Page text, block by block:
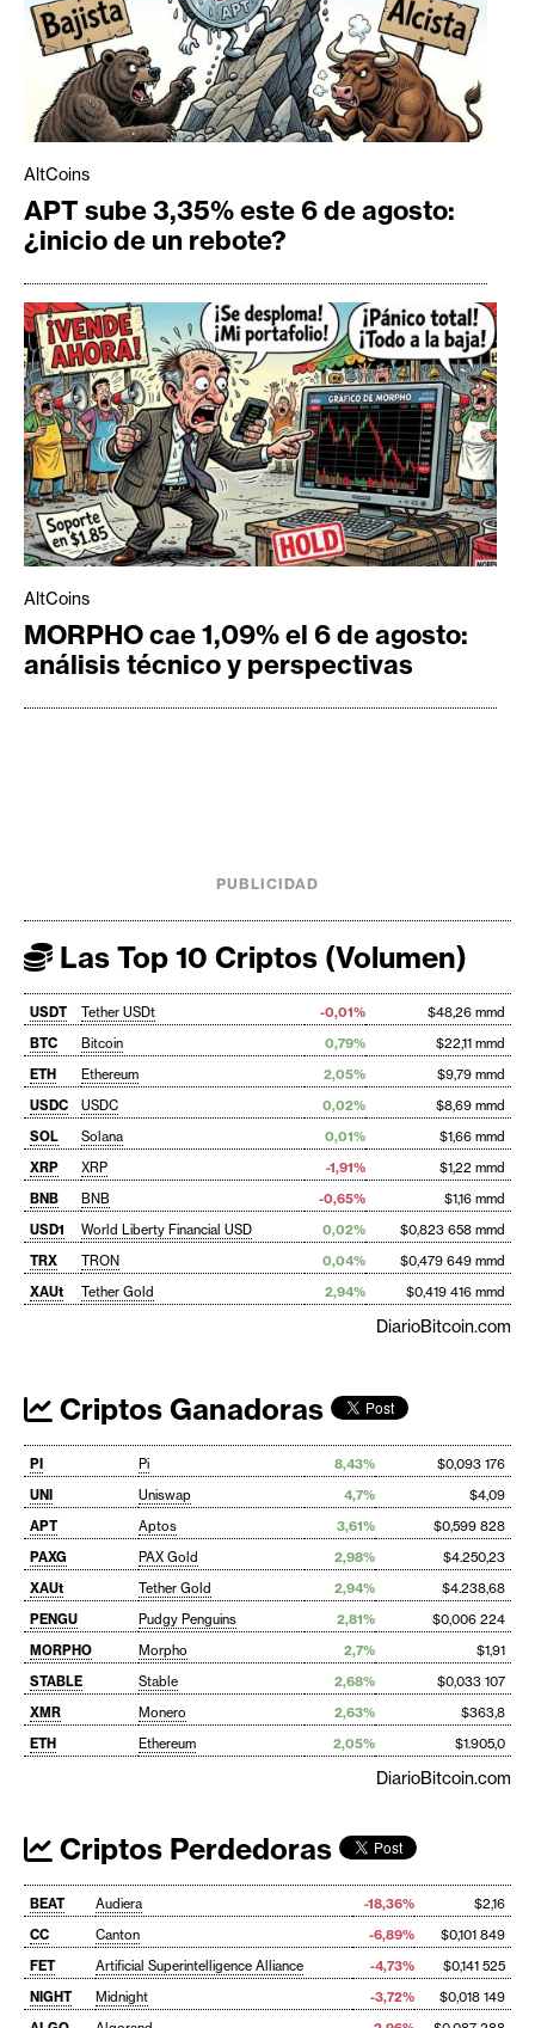
AltCoins
APT sube 3,35% este 6 de agosto:
¿inicio de un rebote?
AltCoins
MORPHO cae 1,09% el 6 de agosto:
análisis técnico y perspectivas
PUBLICIDAD
Las Top 10 Criptos (Volumen)
USDT Tether USDt -0,01%
$48,26 mmd
BTC
Bitcoin 0,79%
$22,11 mmd
ETH
Ethereum 2,05%
$9,79 mmd
USDC
USDC 0,02%
$8,69 mmd
SOL
Solana 0,01%
$1,66 mmd
XRP
XRP -1,91%
$1,22 mmd
BNB
BNB -0,65%
$1,16 mmd
USD1
World Liberty Financial USD 0,02%
$0,823 658 mmd
TRX
TRON 0,04%
$0,479 649 mmd
XAUt
Tether Gold 2,94% $0,419 416 mmd
DiarioBitcoin.com
Criptos Ganadoras
PI Pi 8,43%
$0,093 176
UNI
Uniswap 4,7%
$4,09
APT
Aptos 3,61%
$0,599 828
PAXG
PAX Gold 2,98%
$4.250,23
XAUt
Tether Gold 2,94%
$4.238,68
PENGU
Pudgy Penguins 2,81%
$0,006 224
MORPHO
Morpho 2,7%
$1,91
STABLE
Stable 2,68%
$0,033 107
XMR
Monero 2,63%
$363,8
ETH
Ethereum 2,05% $1.905,0
DiarioBitcoin.com
Criptos Perdedoras
BEAT Audiera -18,36%
$2,16
CC
Canton -6,89%
$0,101 849
FET
Artificial Superintelligence Alliance -4,73%
$0,141 525
NIGHT
Midnight -3,72%
$0,018 149